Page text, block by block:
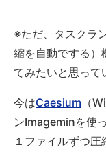
※ただ、タスクラ
縮を自動でする）
てみたいと思って
今はCaesium （
ンImageminを使
１ファイルずつ